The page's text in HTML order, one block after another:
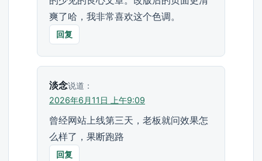
爽了哈，我非常喜欢这个色调。
回复
淡念说道：
2026年6月11日 上午9:09
曾经网站上线第三天，老板就问效果怎
么样了，果断跑路
回复